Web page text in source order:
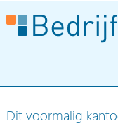
Dit voormalig